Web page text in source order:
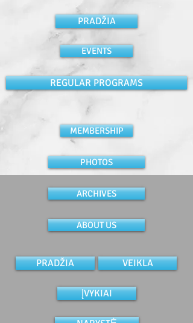
PRADŽIA
REGULAR PROGRAMS
EVENTS
ARCHIVES
PHOTOS
MEMBERSHIP
ABOUT US
PRADŽIA VEIKLA
ĮVYKIAI